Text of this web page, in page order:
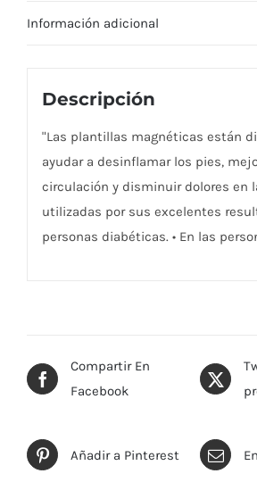
Información adicional
Descripción
"Las plantillas magnéticas están
ayudar a desinflamar los pies,
circulación y disminuir dolores en
utilizadas por sus excelentes
personas diabéticas. • En las
Compartir En
Facebook
Añadir a Pinterest